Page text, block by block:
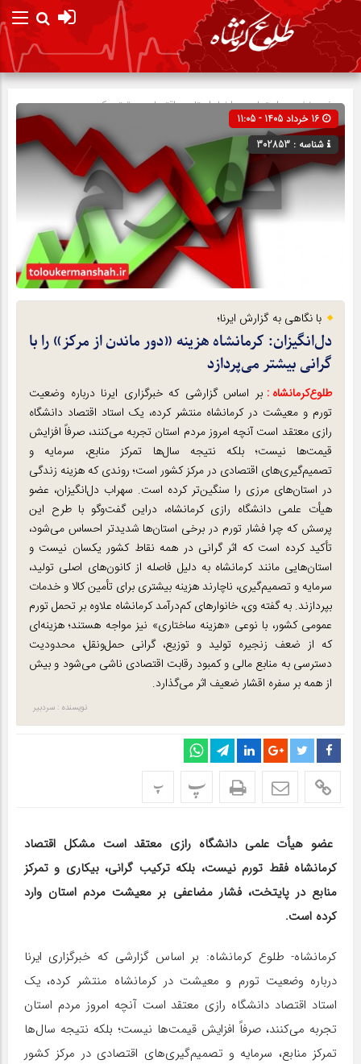
صفحه نخستاجتماعی»اخبار استان»اقتصادی»تیتر یک
شناسه : 302853
با نگاهی به گزارش ایرنا؛
دل‌انگیزان: کرمانشاه هزینه «دور ماندن از مرکز» را با
گرانی بیشتر می‌پردازد
طلوع‌‌کرمانشاه : بر اساس گزارشی که خبرگزاری ایرنا درباره وضعیت
تورم و معیشت در کرمانشاه منتشر کرده، یک استاد اقتصاد دانشگاه
رازی معتقد است آنچه امروز مردم استان تجربه می‌کنند، صرفاً افزایش
قیمت‌ها نیست؛ بلکه نتیجه سال‌ها تمرکز منابع، سرمایه و
تصمیم‌گیری‌های اقتصادی در مرکز کشور است؛ روندی که هزینه زندگی
در استان‌های مرزی را سنگین‌تر کرده است. سهراب دل‌انگیزان، عضو
هیأت علمی دانشگاه رازی کرمانشاه، دراین گفت‌وگو با طرح این
پرسش که چرا فشار تورم در برخی استان‌ها شدیدتر احساس می‌شود،
تأکید کرده است که اثر گرانی در همه نقاط کشور یکسان نیست و
استان‌هایی مانند کرمانشاه به دلیل فاصله از کانون‌های اصلی تولید،
سرمایه و تصمیم‌گیری، ناچارند هزینه بیشتری برای تأمین کالا و خدمات
بپردازند. به گفته وی، خانوارهای کم‌درآمد کرمانشاه علاوه بر تحمل تورم
عمومی کشور، با نوعی «هزینه ساختاری» نیز مواجه هستند؛ هزینه‌ای
که از ضعف زنجیره تولید و توزیع، گرانی حمل‌ونقل، محدودیت
دسترسی به منابع مالی و کمبود رقابت اقتصادی ناشی می‌شود و بیش
از همه بر سفره اقشار ضعیف اثر می‌گذارد.
نویسنده : سردبیر
پ پ
عضو هیأت علمی دانشگاه رازی معتقد است مشکل اقتصاد
کرمانشاه فقط تورم نیست، بلکه ترکیب گرانی، بیکاری و تمرکز
منابع در پایتخت، فشار مضاعفی بر معیشت مردم استان وارد
کرده است.
کرمانشاه- طلوع کرمانشاه: بر اساس گزارشی که خبرگزاری ایرنا
درباره وضعیت تورم و معیشت در کرمانشاه منتشر کرده، یک
استاد اقتصاد دانشگاه رازی معتقد است آنچه امروز مردم استان
تجربه می‌کنند، صرفاً افزایش قیمت‌ها نیست؛ بلکه نتیجه سال‌ها
تمرکز منابع، سرمایه و تصمیم‌گیری‌های اقتصادی در مرکز کشور